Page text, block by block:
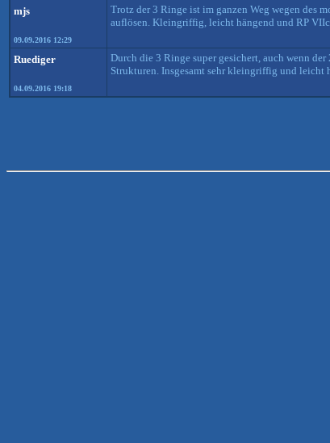
mjs
09.09.2016 12:29
Trotz der 3 Ringe ist im ganzen Weg wegen des
auflösen. Kleingriffig, leicht hängend und RP VIIc
Ruediger
04.09.2016 19:18
Durch die 3 Ringe super gesichert, auch wenn
Strukturen. Insgesamt sehr kleingriffig und leicht